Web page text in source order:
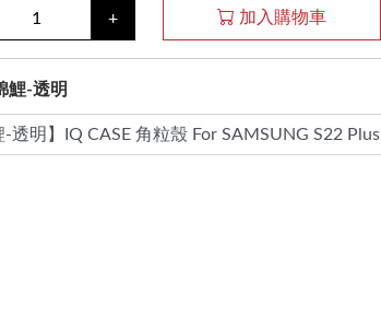
+ 加入購物車
鯉-透明